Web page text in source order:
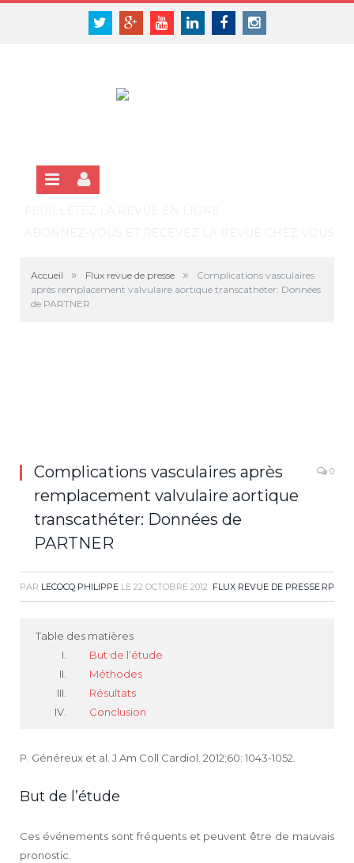
Panneau de gestion des cookies
TwitterGoogle+YoutubeLinkedinFacebookInstagram
SE CONNECTER
Accueil » Flux revue de presse »
Complications vasculaires
après remplacement valvulaire aortique transcathéter: Données
de PARTNER
Complications vasculaires après
remplacement valvulaire aortique
transcathéter: Données de
PARTNER
0
PAR LECOCQ PHILIPPE LE 22 OCTOBRE 2012 FLUX REVUE DE PRESSE,RP
Table des matières
But de l’étude
Méthodes
Résultats
Conclusion
P. Généreux et al. J Am Coll Cardiol. 2012;60: 1043-1052.
But de l’étude
Ces événements sont fréquents et peuvent être de mauvais
pronostic.